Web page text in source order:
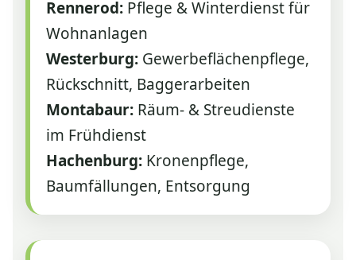
Rennerod: Pflege & Winterdienst für
Wohnanlagen
Westerburg: Gewerbeflächenpflege,
Rückschnitt, Baggerarbeiten
Montabaur: Räum- & Streudienste
im Frühdienst
Hachenburg: Kronenpflege,
Baumfällungen, Entsorgung